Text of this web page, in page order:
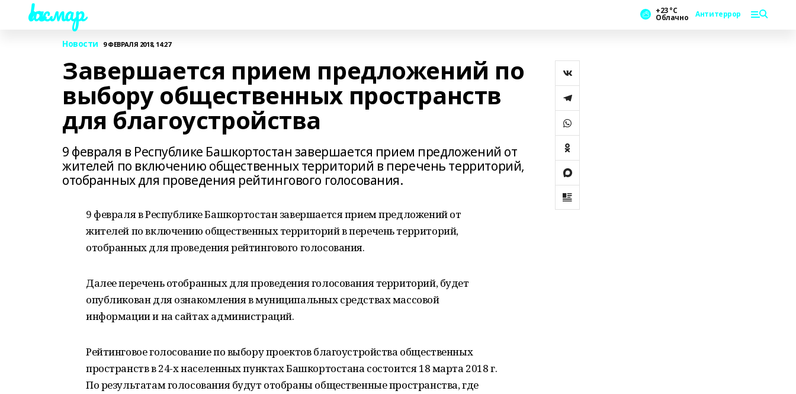
Һаҡмар +23 °С
Облачно Антитеррор
Новости 9 ФЕВРАЛЯ 2018, 14:27
Завершается прием предложений по
выбору общественных пространств
для благоустройства
9 февраля в Республике Башкортостан завершается прием предложений от
жителей по включению общественных территорий в перечень территорий,
отобранных для проведения рейтингового голосования.
9 февраля в Республике Башкортостан завершается прием предложений от
жителей по включению общественных территорий в перечень территорий,
отобранных для проведения рейтингового голосования.
Далее перечень отобранных для проведения голосования территорий, будет
опубликован для ознакомления в муниципальных средствах массовой
информации и на сайтах администраций.
Рейтинговое голосование по выбору проектов благоустройства общественных
пространств в 24-х населенных пунктах Башкортостана состоится 18 марта 2018 г.
По результатам голосования будут отобраны общественные пространства, где